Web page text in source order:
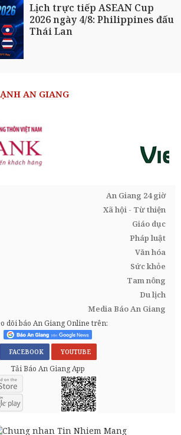
Lịch trực tiếp ASEAN Cup
2026 ngày 4/8: Philippines đấu
Thái Lan
AN GIANG
An Giang 24 giờ
Xã hội - Từ thiện
Giáo dục
Pháp luật
Văn hóa
Sức khỏe
Tam nông
Du lịch
Media Báo An Giang
dõi báo An Giang Online trên:
FACEBOOK YOUTUBE
Tải Báo An Giang App